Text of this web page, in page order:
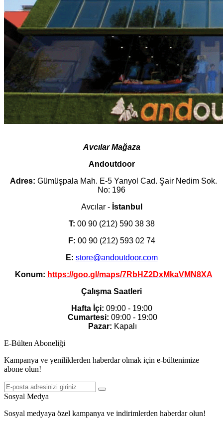
Avcılar Mağaza
Andoutdoor
Adres: Gümüşpala Mah. E-5 Yanyol Cad. Şair Nedim Sok.
No: 196
Avcılar - İstanbul
T: 00 90 (212) 590 38 38
F: 00 90 (212) 593 02 74
E: store@andoutdoor.com
Konum: https://goo.gl/maps/7RbHZ2DxMkaVMN8XA
Çalışma Saatleri
Hafta İçi: 09:00 - 19:00
Cumartesi: 09:00 - 19:00
Pazar: Kapalı
E-Bülten Aboneliği
Kampanya ve yeniliklerden haberdar olmak için e-bültenimize
abone olun!
Sosyal Medya
Sosyal medyaya özel kampanya ve indirimlerden haberdar olun!